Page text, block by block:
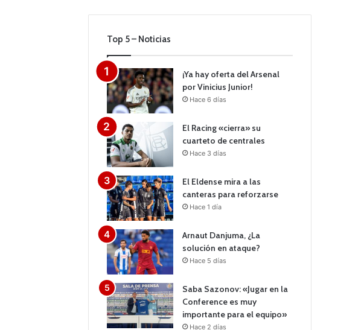
Top 5 – Noticias
¡Ya hay oferta del Arsenal
por Vinicius Junior!
Hace 6 días
El Racing «cierra» su
cuarteto de centrales
Hace 3 días
El Eldense mira a las
canteras para reforzarse
Hace 1 día
Arnaut Danjuma, ¿La
solución en ataque?
Hace 5 días
Saba Sazonov: «Jugar en la
Conference es muy
importante para el equipo»
Hace 2 días